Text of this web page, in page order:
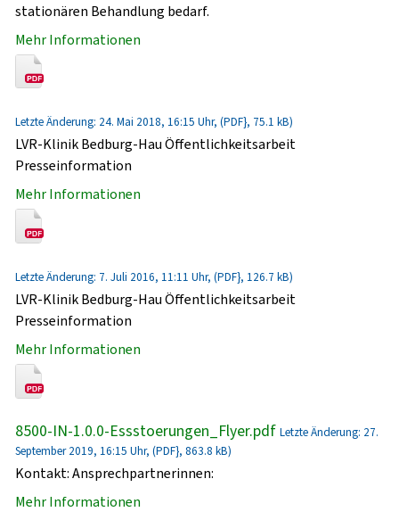
stationären Behandlung bedarf.
Mehr Informationen
Letzte Änderung: 24. Mai 2018, 16:15 Uhr, (PDF}, 75.1 kB)
LVR-Klinik Bedburg-Hau Öffentlichkeitsarbeit
Presseinformation
Mehr Informationen
Letzte Änderung: 7. Juli 2016, 11:11 Uhr, (PDF}, 126.7 kB)
LVR-Klinik Bedburg-Hau Öffentlichkeitsarbeit
Presseinformation
Mehr Informationen
8500-IN-1.0.0-Essstoerungen_Flyer.pdf Letzte Änderung: 27.
September 2019, 16:15 Uhr, (PDF}, 863.8 kB)
Kontakt: Ansprechpartnerinnen:
Mehr Informationen